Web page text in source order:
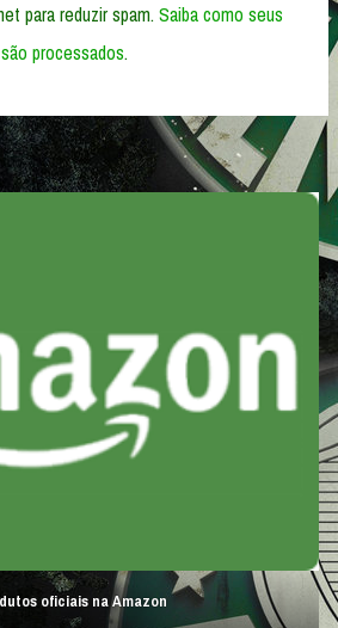
para reduzir spam.Saiba como seus
processados.
oficiais na Amazon